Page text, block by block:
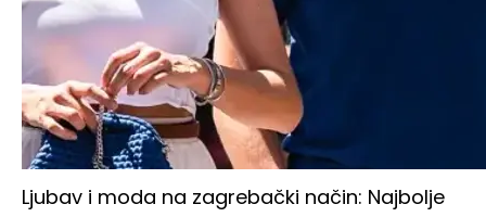
Ljubav i moda na zagrebački način: Najbolje